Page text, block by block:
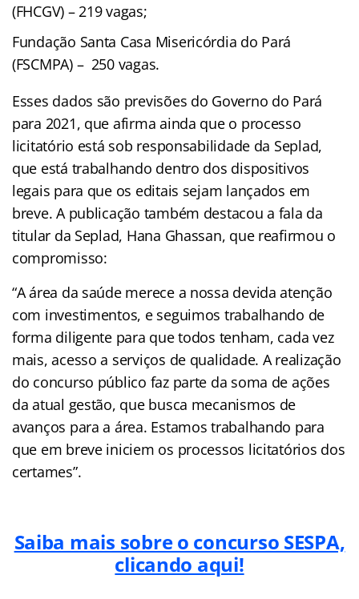
(FHCGV) – 219 vagas;
Fundação Santa Casa Misericórdia do Pará
(FSCMPA) – 250 vagas.
Esses dados são previsões do Governo do Pará
para 2021, que afirma ainda que o processo
licitatório está sob responsabilidade da Seplad,
que está trabalhando dentro dos dispositivos
legais para que os editais sejam lançados em
breve. A publicação também destacou a fala da
titular da Seplad, Hana Ghassan, que reafirmou o
compromisso:
“A área da saúde merece a nossa devida atenção
com investimentos, e seguimos trabalhando de
forma diligente para que todos tenham, cada vez
mais, acesso a serviços de qualidade. A realização
do concurso público faz parte da soma de ações
da atual gestão, que busca mecanismos de
avanços para a área. Estamos trabalhando para
que em breve iniciem os processos licitatórios dos
certames”.
Saiba mais sobre o concurso SESPA,
clicando aqui!